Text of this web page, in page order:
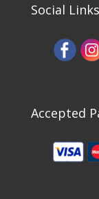
Social Links
Accepted